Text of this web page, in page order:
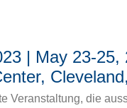
| May 23-25,
Veranstaltung, die